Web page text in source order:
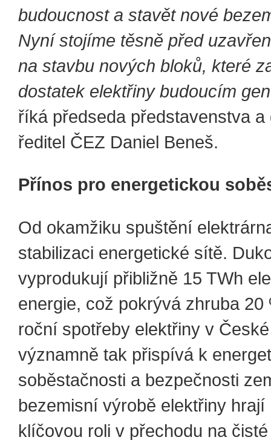
budoucnost a stavět nové
Nyní stojíme těsně před
na stavbu nových bloků, které
dostatek elektřiny budoucím
říká předseda představenstva a
ředitel ČEZ Daniel Beneš.
Přínos pro energetickou
Od okamžiku spuštění
stabilizaci energetické sítě.
vyprodukují přibližně 15 TWh
energie, což pokrývá zhruba 20
roční spotřeby elektřiny v
významně tak přispívá k
soběstačnosti a bezpečnosti
bezemisní výrobě elektřiny hrají
klíčovou roli v přechodu na